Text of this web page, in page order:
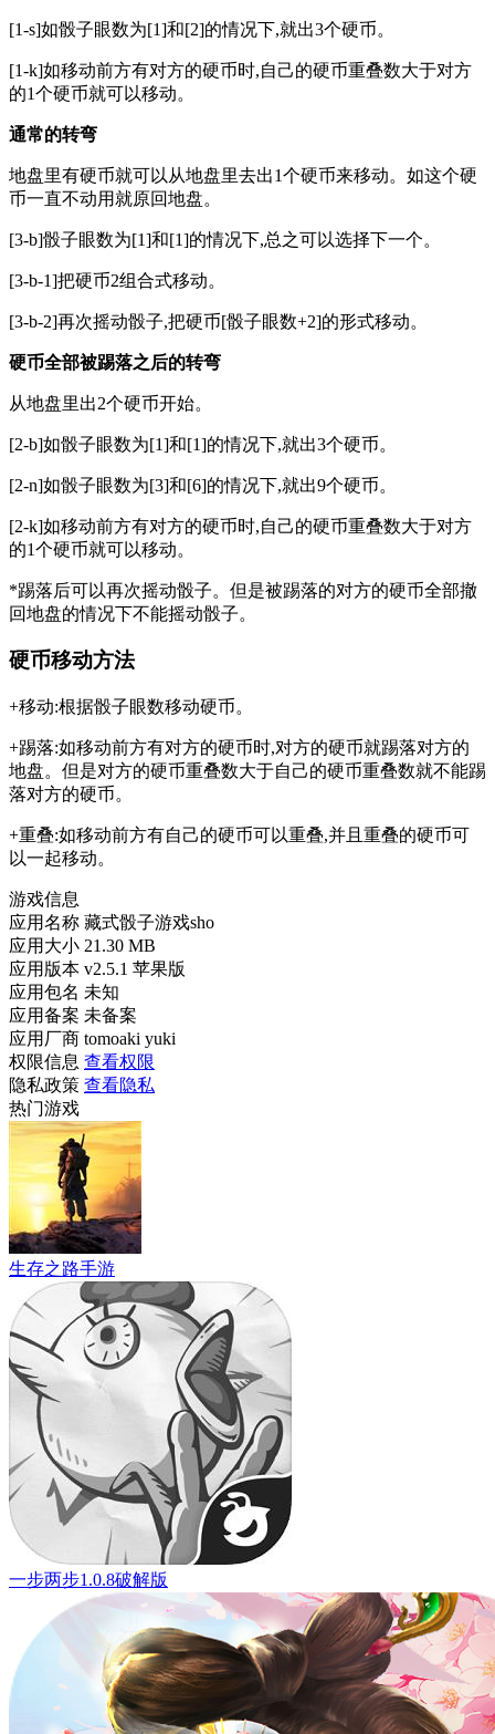
[1-s]如骰子眼数为[1]和[2]的情况下,就出3个硬币。
[1-k]如移动前方有对方的硬币时,自己的硬币重叠数大于对方
的1个硬币就可以移动。
通常的转弯
地盘里有硬币就可以从地盘里去出1个硬币来移动。如这个硬
币一直不动用就原回地盘。
[3-b]骰子眼数为[1]和[1]的情况下,总之可以选择下一个。
[3-b-1]把硬币2组合式移动。
[3-b-2]再次摇动骰子,把硬币[骰子眼数+2]的形式移动。
硬币全部被踢落之后的转弯
从地盘里出2个硬币开始。
[2-b]如骰子眼数为[1]和[1]的情况下,就出3个硬币。
[2-n]如骰子眼数为[3]和[6]的情况下,就出9个硬币。
[2-k]如移动前方有对方的硬币时,自己的硬币重叠数大于对方
的1个硬币就可以移动。
*踢落后可以再次摇动骰子。但是被踢落的对方的硬币全部撤
回地盘的情况下不能摇动骰子。
硬币移动方法
+移动:根据骰子眼数移动硬币。
+踢落:如移动前方有对方的硬币时,对方的硬币就踢落对方的
地盘。但是对方的硬币重叠数大于自己的硬币重叠数就不能踢
落对方的硬币。
+重叠:如移动前方有自己的硬币可以重叠,并且重叠的硬币可
以一起移动。
游戏信息
应用名称 藏式骰子游戏sho
应用大小 21.30 MB
应用版本 v2.5.1 苹果版
应用包名 未知
应用备案 未备案
应用厂商 tomoaki yuki
权限信息 查看权限
隐私政策 查看隐私
热门游戏
生存之路手游
一步两步1.0.8破解版